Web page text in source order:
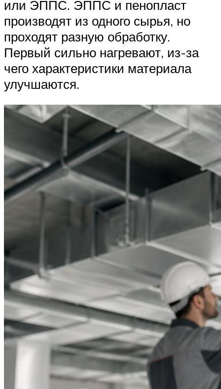
или ЭППС. ЭППС и пенопласт
производят из одного сырья, но
проходят разную обработку.
Первый сильно нагревают, из-за
чего характеристики материала
улучшаются.